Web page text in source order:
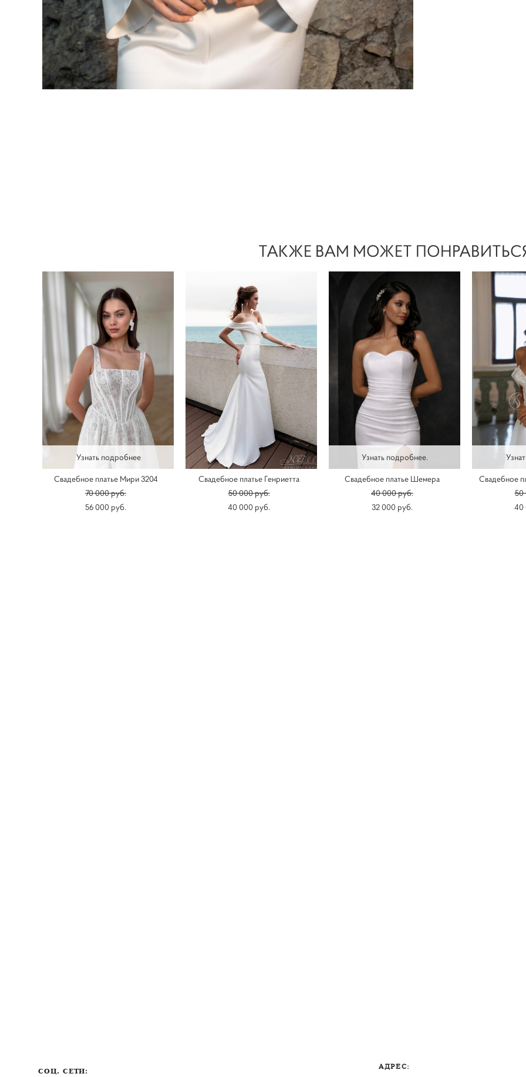
ТАКЖЕ ВАМ МОЖЕТ
Узнать подробнее
Свадебное платье Мири 3204
70 000 pуб.
56 000 pуб.
Свадебное платье Генриетта
50 000 pуб.
40 000 pуб.
Узнать подробнее.
Свадебное платье Шемера
40 000 pуб.
32 000 pуб.
Свадебное
50
40
СОЦ. СЕТИ: АДРЕС: